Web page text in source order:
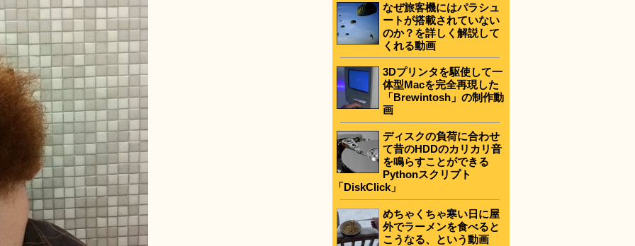
なぜ旅客機にはパラシュ
ートが搭載されていない
のか？を詳しく解説して
くれる動画
3Dプリンタを駆使して一
体型Macを完全再現した
「Brewintosh」の制作動
画
ディスクの負荷に合わせ
て昔のHDDのカリカリ音
を鳴らすことができる
Pythonスクリプト
「DiskClick」
めちゃくちゃ寒い日に屋
外でラーメンを食べると
こうなる、という動画